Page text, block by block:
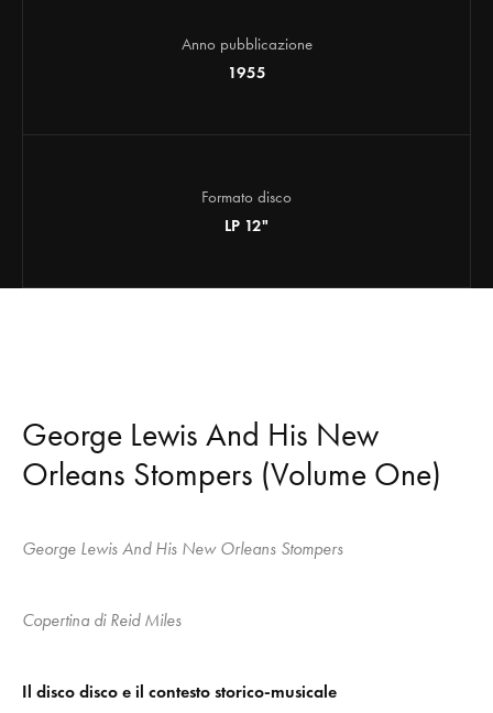
Anno pubblicazione
1955
Formato disco
LP 12"
George Lewis And His New
Orleans Stompers (Volume One)
George Lewis And His New Orleans Stompers
Copertina di Reid Miles
Il disco disco e il contesto storico-musicale